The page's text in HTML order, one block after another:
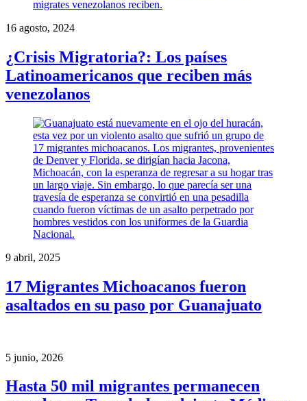
16 agosto, 2024
¿Crisis Migratoria?: Los países
Latinoamericanos que reciben más
venezolanos
9 abril, 2025
17 Migrantes Michoacanos fueron
asaltados en su paso por Guanajuato
5 junio, 2026
Hasta 50 mil migrantes permanecen